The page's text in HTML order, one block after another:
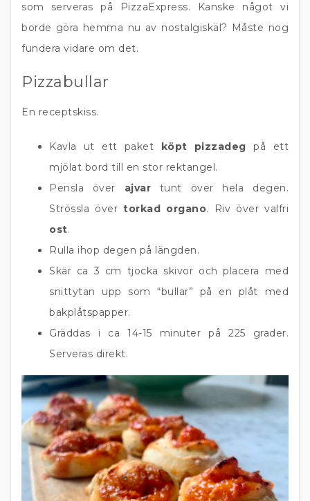
som serveras på PizzaExpress. Kanske något vi
borde göra hemma nu av nostalgiskäl? Måste nog
fundera vidare om det.
Pizzabullar
En receptskiss.
Kavla ut ett paket köpt pizzadeg på ett
mjölat bord till en stor rektangel.
Pensla över ajvar tunt över hela degen.
Strössla över torkad organo. Riv över valfri
ost.
Rulla ihop degen på längden.
Skär ca 3 cm tjocka skivor och placera med
snittytan upp som “bullar” på en plåt med
bakplåtspapper.
Gräddas i ca 14-15 minuter på 225 grader.
Serveras direkt.